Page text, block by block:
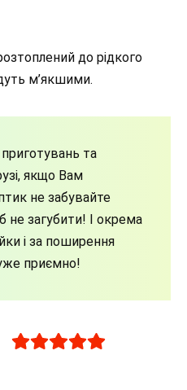
до рідкого
м’якшими.
та
якщо Вам
не забувайте
не загубити! І окрема
і за поширення
приємно!